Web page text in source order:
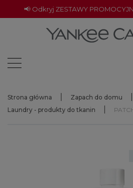
📢 Odkryj ZESTAWY
Strona główna
Zapach do domu
Laundry - produkty do tkanin